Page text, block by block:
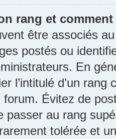
rang et
être associés
postés ou
En
l’intitulé d’un
forum. Évitez de
passer au rang
tolérée et